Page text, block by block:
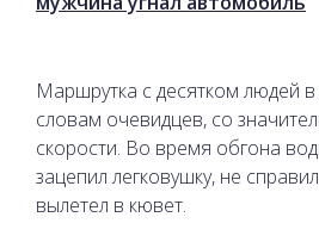
Маршрутка с десятком людей
словам очевидцев, со
скорости. Во время обгона
зацепил легковушку, не
вылетел в кювет.